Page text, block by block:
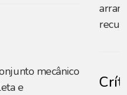
mecânico
e